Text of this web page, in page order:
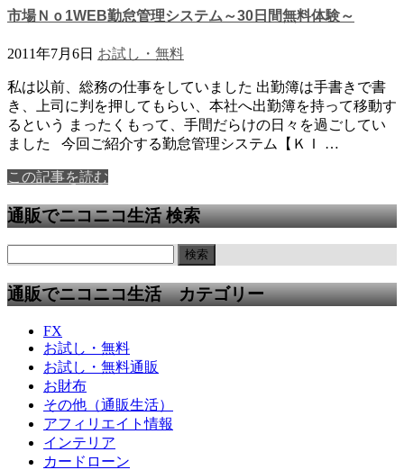
市場Ｎｏ1WEB勤怠管理システム～30日間無料体験～
2011年7月6日 お試し・無料
私は以前、総務の仕事をしていました 出勤簿は手書きで書
き、上司に判を押してもらい、本社へ出勤簿を持って移動す
るという まったくもって、手間だらけの日々を過ごしてい
ました 今回ご紹介する勤怠管理システム【ＫＩ …
この記事を読む
通販でニコニコ生活 検索
通販でニコニコ生活 カテゴリー
FX
お試し・無料
お試し・無料通販
お財布
その他（通販生活）
アフィリエイト情報
インテリア
カードローン